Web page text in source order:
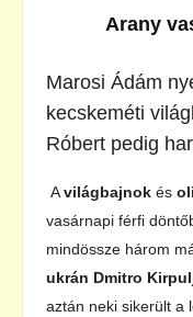
Arany
Marosi Ádám
kecskeméti
Róbert pedig
Avilágbajnok és
vasárnapi férfi
mindössze három
ukrán Dmitro
aztán neki sikerült a